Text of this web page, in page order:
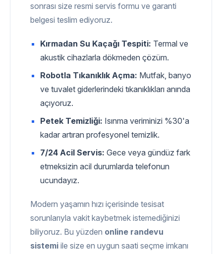
sonrası size resmi servis formu ve garanti
belgesi teslim ediyoruz.
Kırmadan Su Kaçağı Tespiti: Termal ve
akustik cihazlarla dökmeden çözüm.
Robotla Tıkanıklık Açma: Mutfak, banyo
ve tuvalet giderlerindeki tıkanıklıkları anında
açıyoruz.
Petek Temizliği: Isınma veriminizi %30'a
kadar artıran profesyonel temizlik.
7/24 Acil Servis: Gece veya gündüz fark
etmeksizin acil durumlarda telefonun
ucundayız.
Modern yaşamın hızı içerisinde tesisat
sorunlarıyla vakit kaybetmek istemediğinizi
biliyoruz. Bu yüzden online randevu
sistemi ile size en uygun saati seçme imkanı